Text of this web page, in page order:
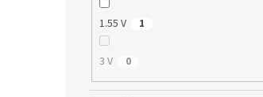
1.55 V 1
3 V 0